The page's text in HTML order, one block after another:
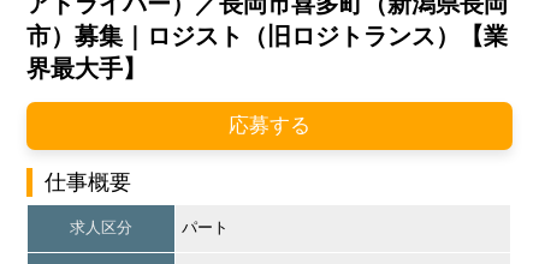
市）募集｜ロジスト（旧ロジトランス）【業
界最大手】
応募する
仕事概要
求人区分 パート